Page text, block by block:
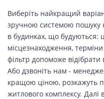
Виберіть найкращий
зручною системою пошуку
в будинках, що будуються:
місцезнаходження,
фільтр допоможе відібрати
Або дзвоніть нам -
кращою ціною, розкажуть
житлового комплексу. Далі